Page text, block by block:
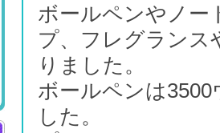
ボールペンやノー
プ、フレグランス
りました。
ボールペンは
した。